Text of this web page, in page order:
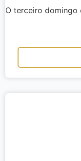
O terceiro domingo